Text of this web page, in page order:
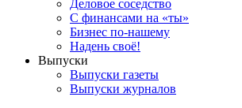
Деловое соседство
С финансами на «ты»
Бизнес по-нашему
Надень своё!
Выпуски
Выпуски газеты
Выпуски журналов